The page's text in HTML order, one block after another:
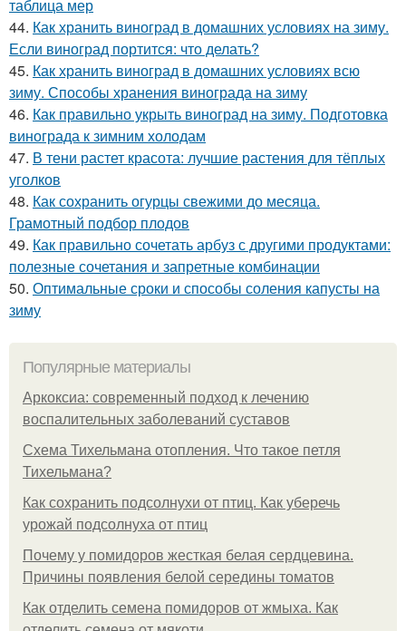
таблица мер
44. Как хранить виноград в домашних условиях на зиму.
Если виноград портится: что делать?
45. Как хранить виноград в домашних условиях всю
зиму. Способы хранения винограда на зиму
46. Как правильно укрыть виноград на зиму. Подготовка
винограда к зимним холодам
47. В тени растет красота: лучшие растения для тёплых
уголков
48. Как сохранить огурцы свежими до месяца.
Грамотный подбор плодов
49. Как правильно сочетать арбуз с другими продуктами:
полезные сочетания и запретные комбинации
50. Оптимальные сроки и способы соления капусты на
зиму
Популярные материалы
Аркоксиа: современный подход к лечению
воспалительных заболеваний суставов
Схема Тихельмана отопления. Что такое петля
Тихельмана?
Как сохранить подсолнухи от птиц. Как уберечь
урожай подсолнуха от птиц
Почему у помидоров жесткая белая сердцевина.
Причины появления белой середины томатов
Как отделить семена помидоров от жмыха. Как